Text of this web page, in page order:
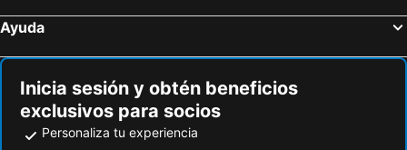
Ayuda
Inicia sesión y obtén beneficios
exclusivos para socios
Personaliza tu experiencia